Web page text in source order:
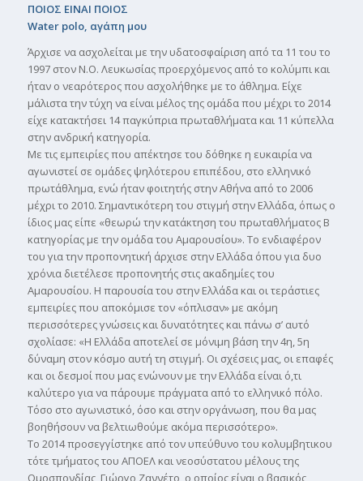
ΠΟΙΟΣ ΕΙΝΑΙ ΠΟΙΟΣ
Water polo, αγάπη µου
Άρχισε να ασχολείται µε την υδατοσφαίριση από τα 11 του το
1997 στον Ν.Ο. Λευκωσίας προερχόµενος από το κολύµπι και
ήταν ο νεαρότερος που ασχολήθηκε µε το άθληµα. Είχε
µάλιστα την τύχη να είναι µέλος της οµάδα που µέχρι το 2014
είχε κατακτήσει 14 παγκύπρια πρωταθλήµατα και 11 κύπελλα
στην ανδρική κατηγορία.
Με τις εµπειρίες που απέκτησε του δόθηκε η ευκαιρία να
αγωνιστεί σε οµάδες ψηλότερου επιπέδου, στο ελληνικό
πρωτάθληµα, ενώ ήταν φοιτητής στην Αθήνα από το 2006
µέχρι το 2010. Σηµαντικότερη του στιγµή στην Ελλάδα, όπως ο
ίδιος µας είπε «θεωρώ την κατάκτηση του πρωταθλήµατος Β
κατηγορίας µε την οµάδα του Αµαρουσίου». Το ενδιαφέρον
του για την προπονητική άρχισε στην Ελλάδα όπου για δυο
χρόνια διετέλεσε προπονητής στις ακαδηµίες του
Αµαρουσίου. Η παρουσία του στην Ελλάδα και οι τεράστιες
εµπειρίες που αποκόµισε τον «όπλισαν» µε ακόµη
περισσότερες γνώσεις και δυνατότητες και πάνω σ’ αυτό
σχολίασε: «Η Ελλάδα αποτελεί σε µόνιµη βάση την 4η, 5η
δύναµη στον κόσµο αυτή τη στιγµή. Οι σχέσεις µας, οι επαφές
και οι δεσµοί που µας ενώνουν µε την Ελλάδα είναι ό,τι
καλύτερο για να πάρουµε πράγµατα από το ελληνικό πόλο.
Τόσο στο αγωνιστικό, όσο και στην οργάνωση, που θα µας
βοηθήσουν να βελτιωθούµε ακόµα περισσότερο».
Το 2014 προσεγγίστηκε από τον υπεύθυνο του κολυµβητικου
τότε τµήµατος του ΑΠΟΕΛ και νεοσύστατου µέλους της
Οµοσπονδίας, Γιώργο Ζαννέτο, ο οποίος είναι ο βασικός